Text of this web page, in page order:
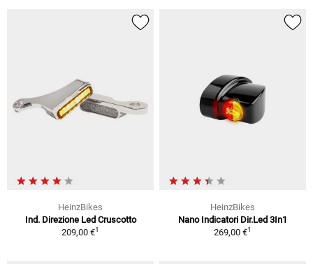
HeinzBikes
Ind. Direzione Led Cruscotto
209,00 €1
HeinzBikes
Nano Indicatori Dir.Led 3In1
269,00 €1